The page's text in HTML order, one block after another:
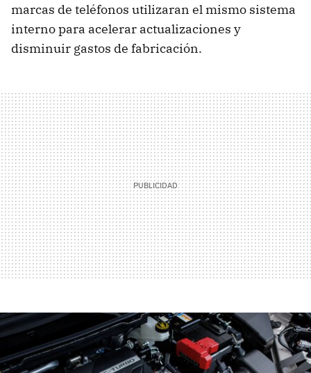
marcas de teléfonos utilizaran el mismo sistema
interno para acelerar actualizaciones y
disminuir gastos de fabricación.